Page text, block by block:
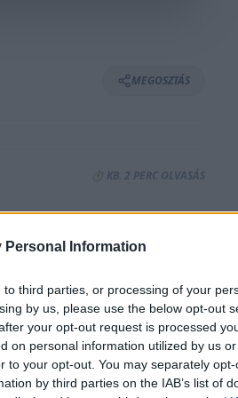
Personal Information
third parties, or processing of your
by us, please use the below opt-out
your opt-out request is processed
on personal information utilized by us
to your opt-out. You may separately
by third parties on the IAB’s list of
MEGOSZTÁS
⏱️ KB. 2 PERC OLVASÁS
a 2026-os
megújuló
igen, az
az F1-es autók, részben